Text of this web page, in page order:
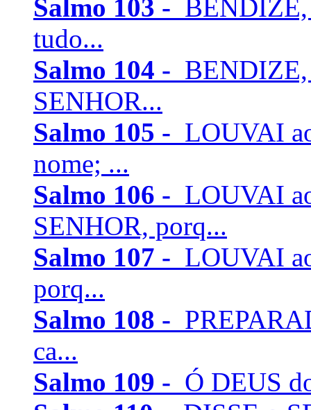
Salmo 103 - BENDIZE,
tudo...
Salmo 104 - BENDIZE,
SENHOR...
Salmo 105 - LOUVAI
nome; ...
Salmo 106 - LOUVAI
SENHOR, porq...
Salmo 107 - LOUVAI
porq...
Salmo 108 -
ca...
Salmo 109 - Ó DEUS